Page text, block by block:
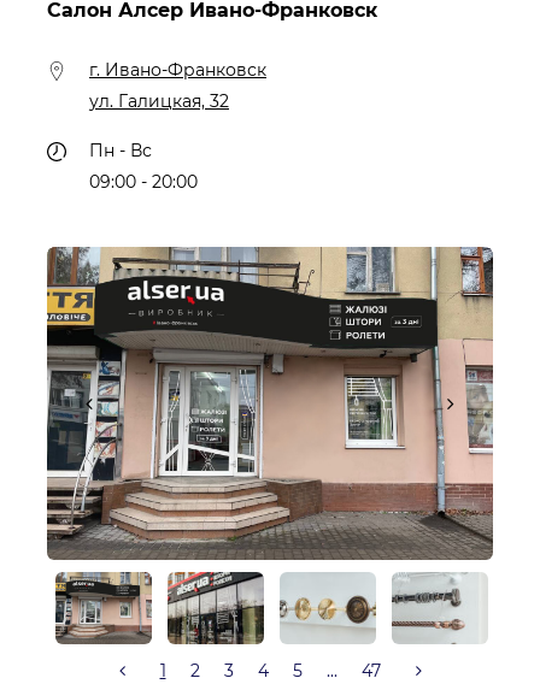
Салон Алсер Ивано-Франковск
г. Ивано-Франковск
ул. Галицкая, 32
Пн - Вс
09:00 - 20:00
1 2 3 4 5 ... 47